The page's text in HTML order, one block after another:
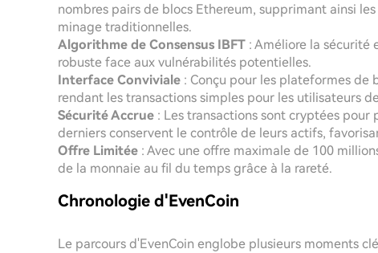
nombres pairs de blocs Ethereum, supprimant ainsi
minage traditionnelles.
Algorithme de Consensus IBFT : Améliore la sécurité
robuste face aux vulnérabilités potentielles.
Interface Conviviale : Conçu pour les plateformes
rendant les transactions simples pour les utilisateurs
Sécurité Accrue : Les transactions sont cryptées
derniers conservent le contrôle de leurs actifs,
Offre Limitée : Avec une offre maximale de 100
de la monnaie au fil du temps grâce à la rareté.
Chronologie d'EvenCoin
Le parcours d'EvenCoin englobe plusieurs moments